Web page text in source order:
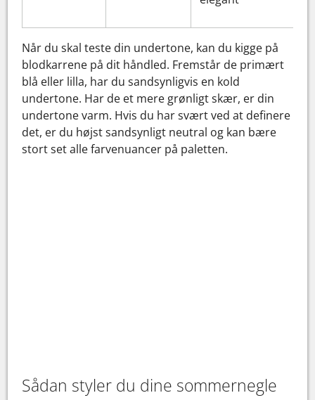
Når du skal teste din undertone, kan du kigge på
blodkarrene på dit håndled. Fremstår de primært
blå eller lilla, har du sandsynligvis en kold
undertone. Har de et mere grønligt skær, er din
undertone varm. Hvis du har svært ved at definere
det, er du højst sandsynligt neutral og kan bære
stort set alle farvenuancer på paletten.
Sådan styler du dine sommernegle